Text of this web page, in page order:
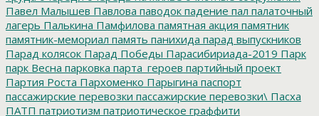
Павел Малышев Павлова паводок падение пал палаточный
лагерь Палькина Памфилова памятная акция памятник
памятник-мемориал память панихида парад выпускников
Парад колясок Парад Победы Парасибириада-2019 Парк
парк Весна парковка парта_героев партийный проект
Партия Роста Пархоменко Парыгина паспорт
пассажирские перевозки пассажирские перевозки\ Пасха
ПАТП патриотизм патриотическое граффити